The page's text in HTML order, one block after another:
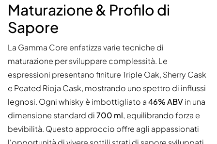
Maturazione & Profilo di
Sapore
La Gamma Core enfatizza varie tecniche di
maturazione per sviluppare complessità. Le
espressioni presentano finiture Triple Oak, Sherry Cask
e Peated Rioja Cask, mostrando uno spettro di influssi
legnosi. Ogni whisky è imbottigliato a46% ABVin una
dimensione standard di700 ml, equilibrando forza e
bevibilità. Questo approccio offre agli appassionati